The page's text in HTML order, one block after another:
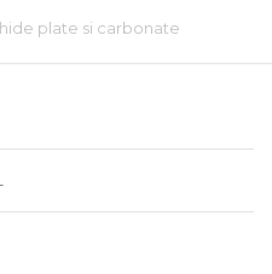
plate si carbonate